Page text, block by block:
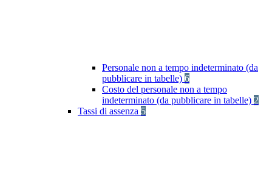
Personale non a tempo indeterminato (da
pubblicare in tabelle) 6
Costo del personale non a tempo
indeterminato (da pubblicare in tabelle) 2
Tassi di assenza 5